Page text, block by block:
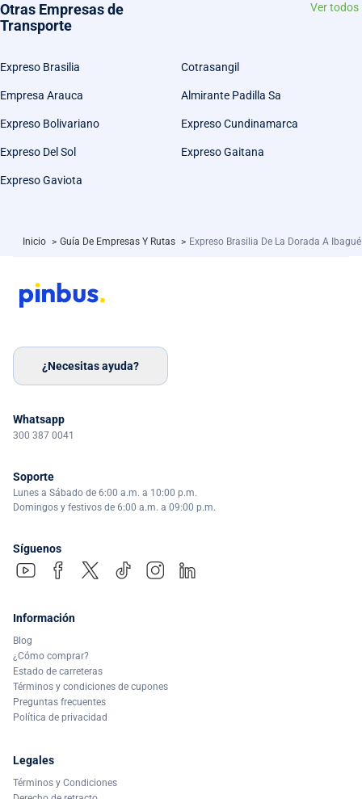
Otras Empresas de
Transporte
Ver todos
Expreso Brasilia Cotrasangil
Empresa Arauca Almirante Padilla Sa
Expreso Bolivariano Expreso Cundinamarca
Expreso Del Sol Expreso Gaitana
Expreso Gaviota
Inicio > Guía De Empresas Y Rutas > Expreso Brasilia De La Dorada A Ibagué
¿Necesitas ayuda?
Whatsapp
300 387 0041
Soporte
Lunes a Sábado de 6:00 a.m. a 10:00 p.m.
Domingos y festivos de 6:00 a.m. a 09:00 p.m.
Síguenos
Información
Blog
¿Cómo comprar?
Estado de carreteras
Términos y condiciones de cupones
Preguntas frecuentes
Política de privacidad
Legales
Términos y Condiciones